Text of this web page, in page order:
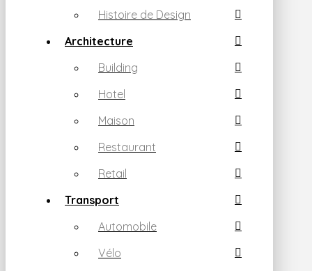
Histoire de Design
Architecture
Building
Hotel
Maison
Restaurant
Retail
Transport
Automobile
Vélo